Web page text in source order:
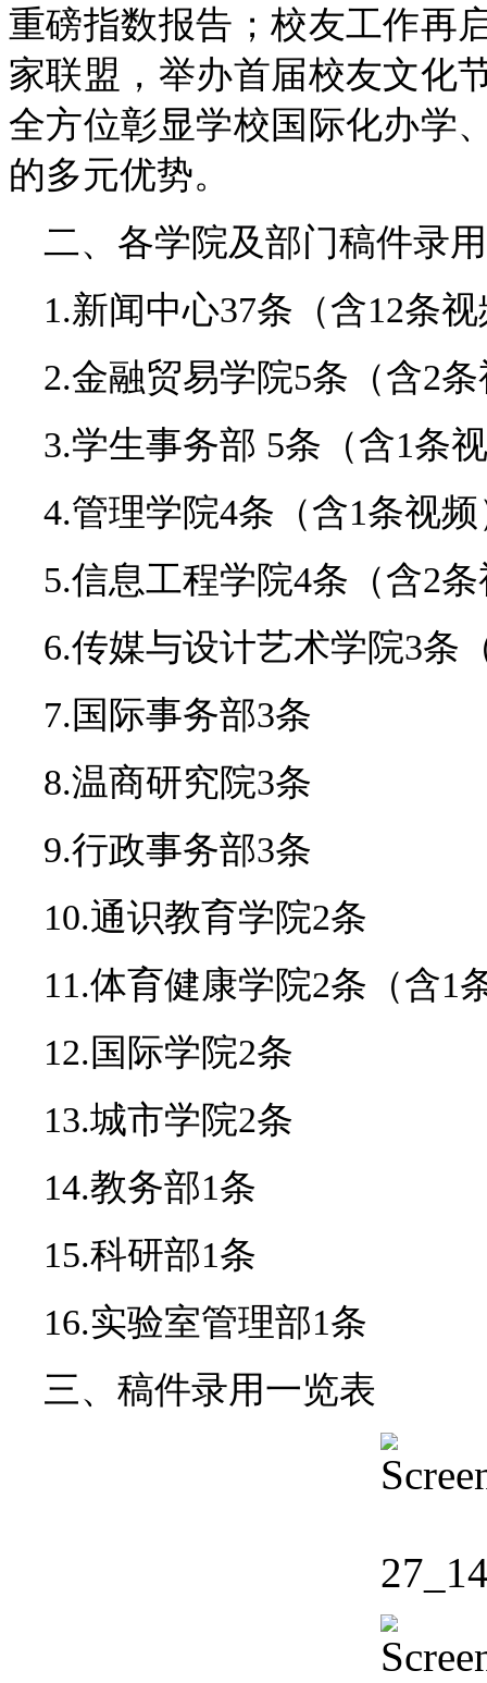
重磅指数报告；校友工作再
家联盟，举办首届校友文化
全方位彰显学校国际化办学
的多元优势。
二、各学院及部门稿件录
1.新闻中心37条（含12条
2.金融贸易学院5条（含2
3.学生事务部 5条（含1条
4.管理学院4条（含1条视频
5.信息工程学院4条（含2
6.传媒与设计艺术学院3条
7.国际事务部3条
8.温商研究院3条
9.行政事务部3条
10.通识教育学院2条
11.体育健康学院2条（含1
12.国际学院2条
13.城市学院2条
14.教务部1条
15.科研部1条
16.实验室管理部1条
三、稿件录用一览表